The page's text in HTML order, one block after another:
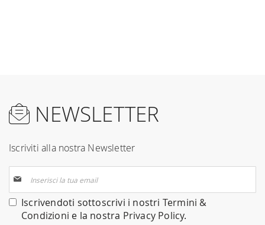
NEWSLETTER
Iscriviti alla nostra Newsletter
alla
nostra
Newsletter:
Iscrivendoti sottoscrivi i nostri Termini &
Condizioni e la nostra Privacy Policy.